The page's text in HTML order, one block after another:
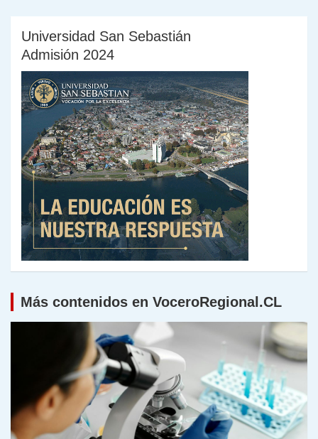
Universidad San Sebastián
Admisión 2024
Más contenidos en VoceroRegional.CL